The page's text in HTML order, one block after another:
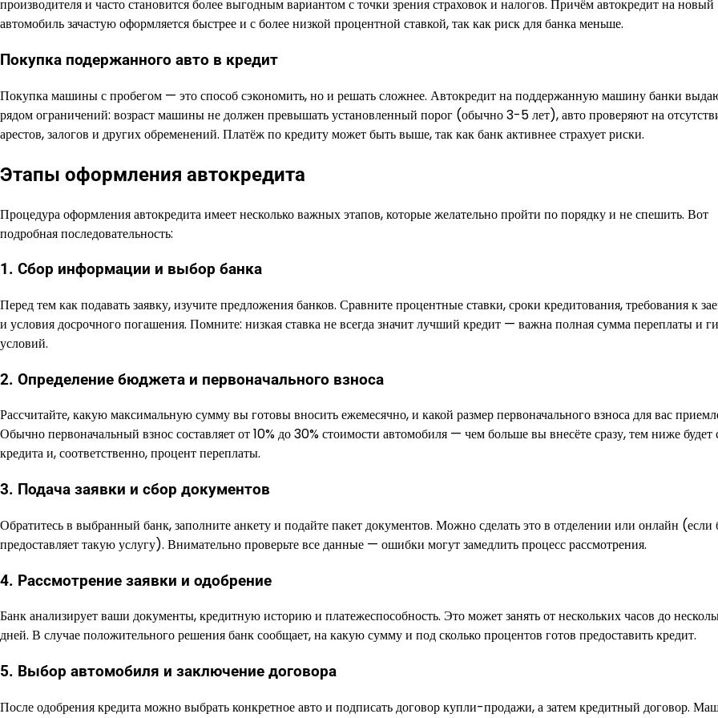
производителя и часто становится более выгодным вариантом с точки зрения страховок и налогов. Причём автокредит на новый
автомобиль зачастую оформляется быстрее и с более низкой процентной ставкой, так как риск для банка меньше.
Покупка подержанного авто в кредит
Покупка машины с пробегом — это способ сэкономить, но и решать сложнее. Автокредит на поддержанную машину банки
рядом ограничений: возраст машины не должен превышать установленный порог (обычно 3-5 лет), авто проверяют на
арестов, залогов и других обременений. Платёж по кредиту может быть выше, так как банк активнее страхует риски.
Этапы оформления автокредита
Процедура оформления автокредита имеет несколько важных этапов, которые желательно пройти по порядку и не спешить. Вот
подробная последовательность:
1. Сбор информации и выбор банка
Перед тем как подавать заявку, изучите предложения банков. Сравните процентные ставки, сроки кредитования, требования к
и условия досрочного погашения. Помните: низкая ставка не всегда значит лучший кредит — важна полная сумма переплаты и
условий.
2. Определение бюджета и первоначального взноса
Рассчитайте, какую максимальную сумму вы готовы вносить ежемесячно, и какой размер первоначального взноса для вас
Обычно первоначальный взнос составляет от 10% до 30% стоимости автомобиля — чем больше вы внесёте сразу, тем ниже будет
кредита и, соответственно, процент переплаты.
3. Подача заявки и сбор документов
Обратитесь в выбранный банк, заполните анкету и подайте пакет документов. Можно сделать это в отделении или онлайн (если
предоставляет такую услугу). Внимательно проверьте все данные — ошибки могут замедлить процесс рассмотрения.
4. Рассмотрение заявки и одобрение
Банк анализирует ваши документы, кредитную историю и платежеспособность. Это может занять от нескольких часов до
дней. В случае положительного решения банк сообщает, на какую сумму и под сколько процентов готов предоставить кредит.
5. Выбор автомобиля и заключение договора
После одобрения кредита можно выбрать конкретное авто и подписать договор купли-продажи, а затем кредитный договор.